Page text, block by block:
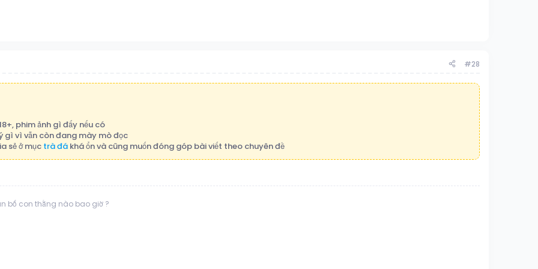
#28
phim ảnh gì đấy nếu có
gì vì vẫn còn đang mày mò đọc
sẻ ở mục trà đá khá ổn và cũng muốn đóng góp bài viết theo chuyên đề
bố con thằng nào bao giờ ?